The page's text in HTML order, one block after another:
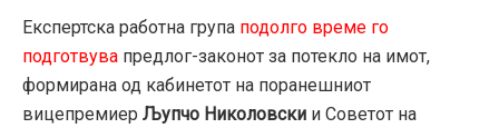
Експертска работна група подолго време го
подготвува предлог-законот за потекло на имот,
формирана од кабинетот на поранешниот
вицепремиер Љупчо Николовски и Советот на